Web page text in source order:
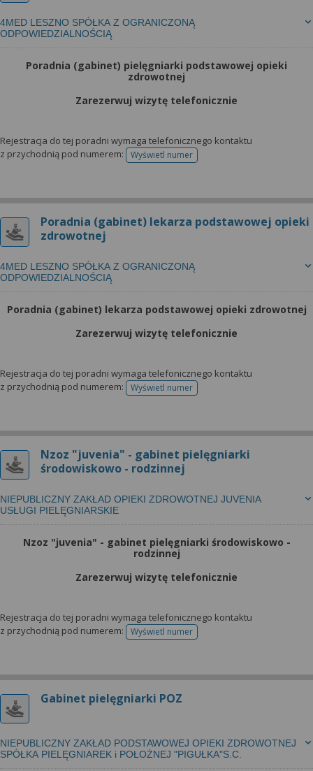
4MED LESZNO SPÓŁKA Z OGRANICZONĄ
ODPOWIEDZIALNOŚCIĄ
Poradnia (gabinet) pielęgniarki podstawowej opieki
zdrowotnej
Zarezerwuj wizytę telefonicznie
Rejestracja do tej poradni wymaga telefonicznego kontaktu
z przychodnią pod numerem:
Wyświetl numertelefonu do rejestracji
Poradnia (gabinet) lekarza podstawowej opieki
zdrowotnej
4MED LESZNO SPÓŁKA Z OGRANICZONĄ
ODPOWIEDZIALNOŚCIĄ
Poradnia (gabinet) lekarza podstawowej opieki zdrowotnej
Zarezerwuj wizytę telefonicznie
Rejestracja do tej poradni wymaga telefonicznego kontaktu
z przychodnią pod numerem:
Wyświetl numertelefonu do rejestracji
Nzoz "juvenia" - gabinet pielęgniarki
środowiskowo - rodzinnej
NIEPUBLICZNY ZAKŁAD OPIEKI ZDROWOTNEJ JUVENIA
USŁUGI PIELĘGNIARSKIE
Nzoz "juvenia" - gabinet pielęgniarki środowiskowo -
rodzinnej
Zarezerwuj wizytę telefonicznie
Rejestracja do tej poradni wymaga telefonicznego kontaktu
z przychodnią pod numerem:
Wyświetl numertelefonu do rejestracji
Gabinet pielęgniarki POZ
NIEPUBLICZNY ZAKŁAD PODSTAWOWEJ OPIEKI ZDROWOTNEJ
SPÓŁKA PIELĘGNIAREK i POŁOŻNEJ "PIGUŁKA"S.C.